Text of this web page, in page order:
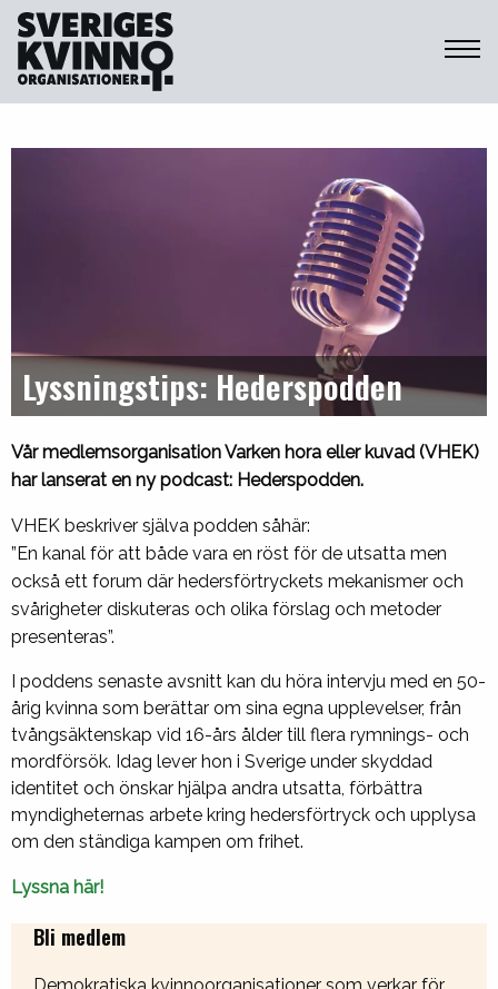
Sveriges Kvinnoorganisationer
Lyssningstips: Hederspodden
Vår medlemsorganisation Varken hora eller kuvad (VHEK)
har lanserat en ny podcast: Hederspodden.
VHEK beskriver själva podden såhär:
”En kanal för att både vara en röst för de utsatta men
också ett forum där hedersförtryckets mekanismer och
svårigheter diskuteras och olika förslag och metoder
presenteras”.
I poddens senaste avsnitt kan du höra intervju med en 50-
årig kvinna som berättar om sina egna upplevelser, från
tvångsäktenskap vid 16-års ålder till flera rymnings- och
mordförsök. Idag lever hon i Sverige under skyddad
identitet och önskar hjälpa andra utsatta, förbättra
myndigheternas arbete kring hedersförtryck och upplysa
om den ständiga kampen om frihet.
Lyssna här!
Bli medlem